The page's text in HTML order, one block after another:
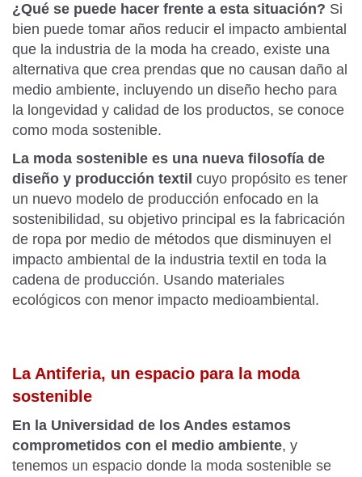
¿Qué se puede hacer frente a esta situación? Si
bien puede tomar años reducir el impacto ambiental
que la industria de la moda ha creado, existe una
alternativa que crea prendas que no causan daño al
medio ambiente, incluyendo un diseño hecho para
la longevidad y calidad de los productos, se conoce
como moda sostenible.
La moda sostenible es una nueva filosofía de
diseño y producción textil cuyo propósito es tener
un nuevo modelo de producción enfocado en la
sostenibilidad, su objetivo principal es la fabricación
de ropa por medio de métodos que disminuyen el
impacto ambiental de la industria textil en toda la
cadena de producción. Usando materiales
ecológicos con menor impacto medioambiental.
La Antiferia, un espacio para la moda
sostenible
En la Universidad de los Andes estamos
comprometidos con el medio ambiente, y
tenemos un espacio donde la moda sostenible se